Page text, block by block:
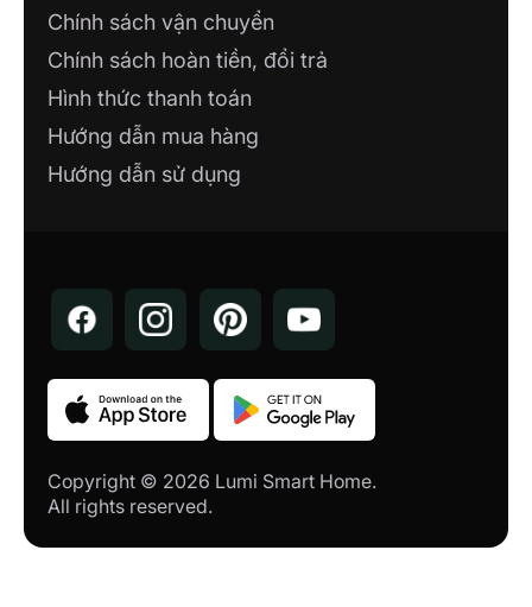
Chính sách vận chuyển
Chính sách hoàn tiền, đổi trả
Hình thức thanh toán
Hướng dẫn mua hàng
Hướng dẫn sử dụng
Copyright © 2026 Lumi Smart Home.
All rights reserved.